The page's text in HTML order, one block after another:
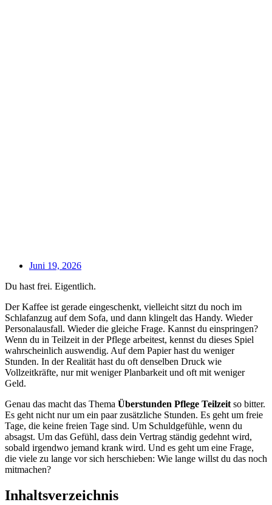
Juni 19, 2026
Du hast frei. Eigentlich.
Der Kaffee ist gerade eingeschenkt, vielleicht sitzt du noch im
Schlafanzug auf dem Sofa, und dann klingelt das Handy. Wieder
Personalausfall. Wieder die gleiche Frage. Kannst du einspringen?
Wenn du in Teilzeit in der Pflege arbeitest, kennst du dieses Spiel
wahrscheinlich auswendig. Auf dem Papier hast du weniger
Stunden. In der Realität hast du oft denselben Druck wie
Vollzeitkräfte, nur mit weniger Planbarkeit und oft mit weniger
Geld.
Genau das macht das Thema Überstunden Pflege Teilzeit so bitter.
Es geht nicht nur um ein paar zusätzliche Stunden. Es geht um freie
Tage, die keine freien Tage sind. Um Schuldgefühle, wenn du
absagst. Um das Gefühl, dass dein Vertrag ständig gedehnt wird,
sobald irgendwo jemand krank wird. Und es geht um eine Frage,
die viele zu lange vor sich herschieben: Wie lange willst du das noch
mitmachen?
Inhaltsverzeichnis